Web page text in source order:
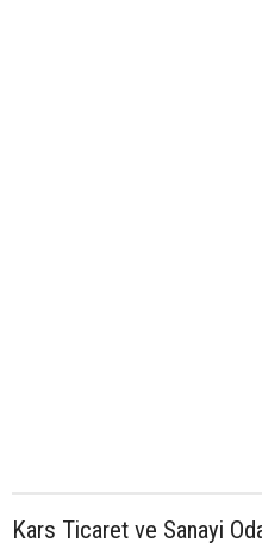
Kars Ticaret ve Sanayi